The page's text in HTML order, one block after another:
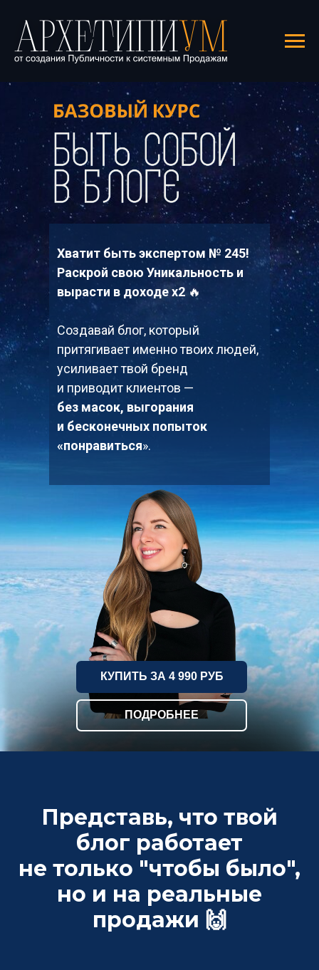
Хватит быть экспертом № 245!
Раскрой свою Уникальность и
вырасти в доходе х2 🔥
Создавай блог, который
притягивает именно твоих людей,
усиливает твой бренд
и приводит клиентов —
без масок, выгорания
и бесконечных попыток
«понравиться».
КУПИТЬ ЗА 4 990 РУБ
ПОДРОБНЕЕ
Представь, что твой
блог работает
не только "чтобы было",
но и на реальные
продажи 🙌